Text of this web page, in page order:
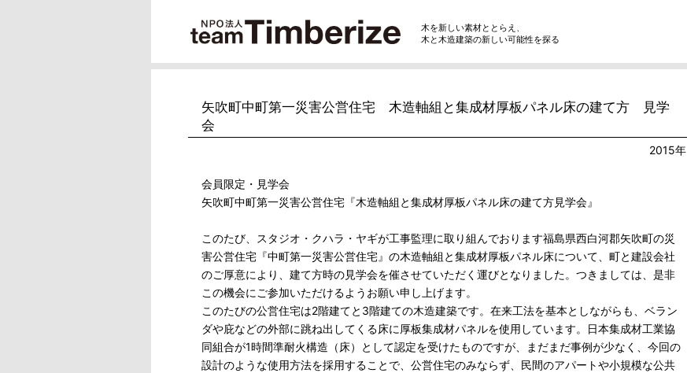
木を新しい素材ととらえ、
木と木造建築の新しい可能性を探る
矢吹町中町第一災害公営住宅 木造軸組と集成材厚板パネル床の建て方 見学
会
2015年
会員限定・見学会
矢吹町中町第一災害公営住宅『木造軸組と集成材厚板パネル床の建て方見学会』
このたび、スタジオ・クハラ・ヤギが工事監理に取り組んでおります福島県西白河郡矢吹町の災
害公営住宅『中町第一災害公営住宅』の木造軸組と集成材厚板パネル床について、町と建設会社
のご厚意により、建て方時の見学会を催させていただく運びとなりました。つきましては、是非
この機会にご参加いただけるようお願い申し上げます。
このたびの公営住宅は2階建てと3階建ての木造建築です。在来工法を基本としながらも、ベラン
ダや庇などの外部に跳ね出してくる床に厚板集成材パネルを使用しています。日本集成材工業協
同組合が1時間準耐火構造（床）として認定を受けたものですが、まだまだ事例が少なく、今回の
設計のような使用方法を採用することで、公営住宅のみならず、民間のアパートや小規模な公共